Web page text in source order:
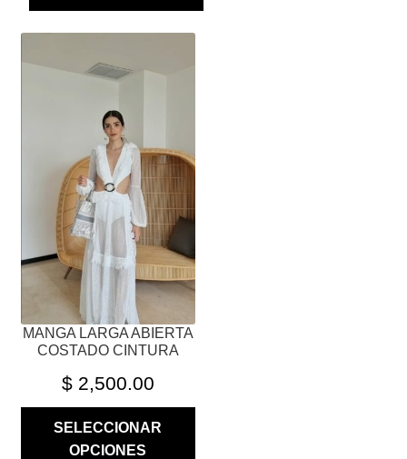
MANGA LARGA ABIERTA
COSTADO CINTURA
$2,500.00
SELECCIONAR
OPCIONES
PRODUCTO
VARIANTES.
OPCIONES
PUEDEN
ELEGIR
EN
PÁGINA
DE